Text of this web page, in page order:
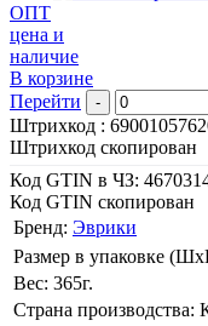
ОПТ
цена и
наличие
В корзине
Перейти
-
Штрихкод :
Штрихкод скопирован
Код GTIN в ЧЗ:
Код GTIN скопирован
Бренд: Эврики
Размер в упаковке
Вес: 365г.
Страна производства: